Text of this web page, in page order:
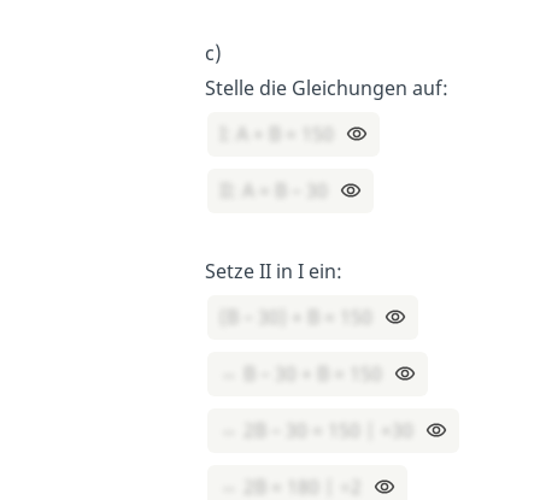
c)
Stelle die Gleichungen auf:
Setze II in I ein: